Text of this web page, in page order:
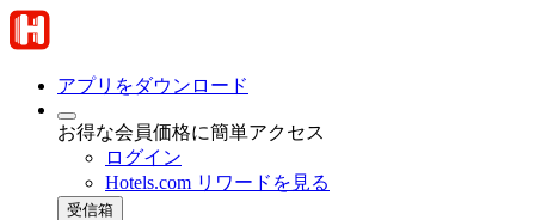
アプリをダウンロード
お得な会員価格に簡単アクセス
ログイン
Hotels.com リワードを見る
受信箱